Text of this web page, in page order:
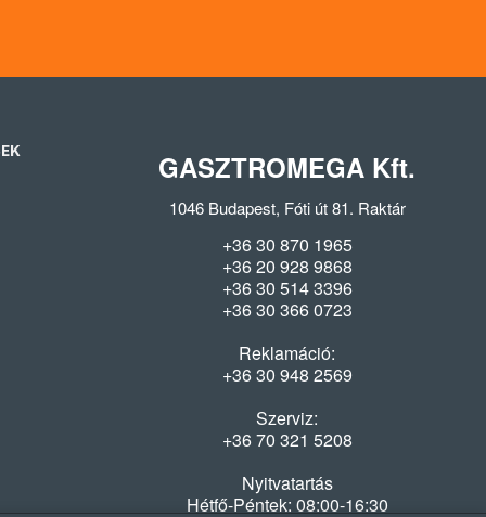
GASZTROMEGA Kft.
1046 Budapest, Fóti út 81. Raktár
+36 30 870 1965
+36 20 928 9868
+36 30 514 3396
+36 30 366 0723
Reklamáció:
+36 30 948 2569
Szerviz:
+36 70 321 5208
Nyitvatartás
Hétfő-Péntek: 08:00-16:30